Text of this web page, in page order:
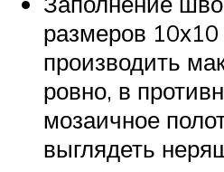
размеров
производить
ровно, в
мозаичное
выглядеть